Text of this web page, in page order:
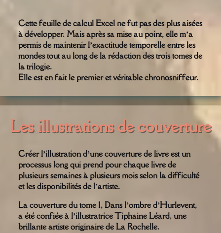
Cette feuille de calcul Excel ne fut pas des plus aisées
à développer. Mais après sa mise au point, elle m’a
permis de maintenir l’exactitude temporelle entre les
mondes tout au long de la rédaction des trois tomes de
la trilogie.
Elle est en fait le premier et véritable chronosniffeur.
Les illustrations de couverture
Créer l’illustration d’une couverture de livre est un
processus long qui prend pour chaque livre de
plusieurs semaines à plusieurs mois selon la difficulté
et les disponibilités de l’artiste.
La couverture du tome 1, Dans l’ombre d’Hurlevent,
a été confiée à l’illustratrice Tiphaine Léard, une
brillante artiste originaire de La Rochelle.